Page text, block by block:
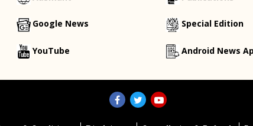
Google News
YouTube
Special Edition
Android News